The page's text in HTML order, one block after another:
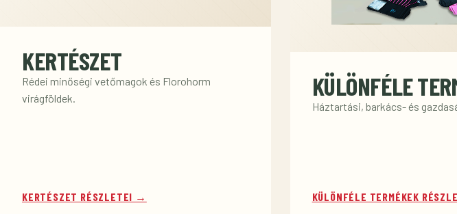
KERTÉSZET
Rédei minőségi vetőmagok és Florohorm
virágföldek.
KERTÉSZET RÉSZLETEI →
KÜLÖNFÉLE
Háztartási, barkács- és
KÜLÖNFÉLE TERMÉKEK